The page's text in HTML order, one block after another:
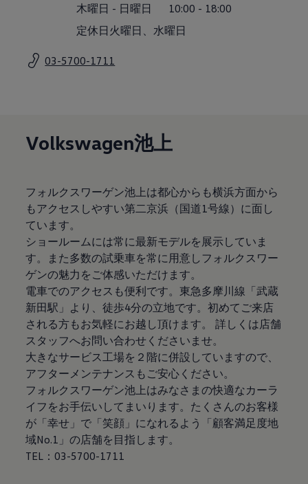
ID. Buzz
アフターサービス
サービスと純正部品
点検と車検
アクセサリー
Lifestyle & goods
お客様情報
リサイクルへの取組み
警告灯とインジケーターランプ
ユーザーガイド
運転上の注意
自動車リサイクル法
ロイヤリティプログラム
安心プログラム
メンテナンスプログラム
延長保証ウォルフィサポート
カスタマーセンター
タイヤパンク補償
認定中古車
“Certified Pre-Owned”の品質とは
延長保証サービスガイド
9つの約束
スマート買取
キャンペーン/ファイナンスプログラム
フォルクスワーゲンについて
企業情報
会社概要
会社概要EN
03-5700-1711
木曜日 - 日曜日 10:00 - 18:00
定休日火曜日、水曜日
Volkswagen池上
フォルクスワーゲン池上は都心からも横浜方面から
もアクセスしやすい第二京浜（国道1号線）に面し
ています。
ショールームには常に最新モデルを展示していま
す。また多数の試乗車を常に用意しフォルクスワー
ゲンの魅力をご体感いただけます。
電車でのアクセスも便利です。東急多摩川線「武蔵
新田駅」より、徒歩4分の立地です。初めてご来店
される方もお気軽にお越し頂けます。 詳しくは店舗
スタッフへお問い合わせくださいませ。
大きなサービス工場を２階に併設していますので、
アフターメンテナンスもご安心ください。
フォルクスワーゲン池上はみなさまの快適なカーラ
イフをお手伝いしてまいります。たくさんのお客様
が「幸せ」で「笑顔」になれるよう「顧客満足度地
域No.1」の店舗を目指します。
TEL：03-5700-1711